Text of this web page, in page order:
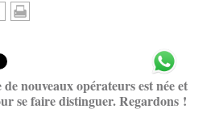
nouveaux opérateurs est née et
se faire distinguer. Regardons !